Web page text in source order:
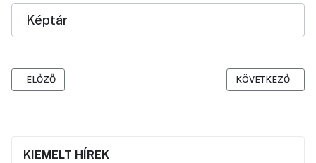
Képtár
ELŐZŐ CIKK: A SZERVITA TÉR MEGÚJÍTÁSA
ELŐZŐ KÖVETKEZŐ
KÖVETKEZŐ
KIEMELT HÍREK